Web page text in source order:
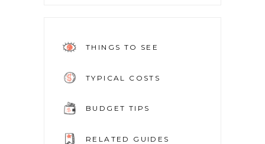
THINGS TO SEE
TYPICAL COSTS
BUDGET TIPS
RELATED GUIDES